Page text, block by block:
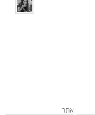
אתר